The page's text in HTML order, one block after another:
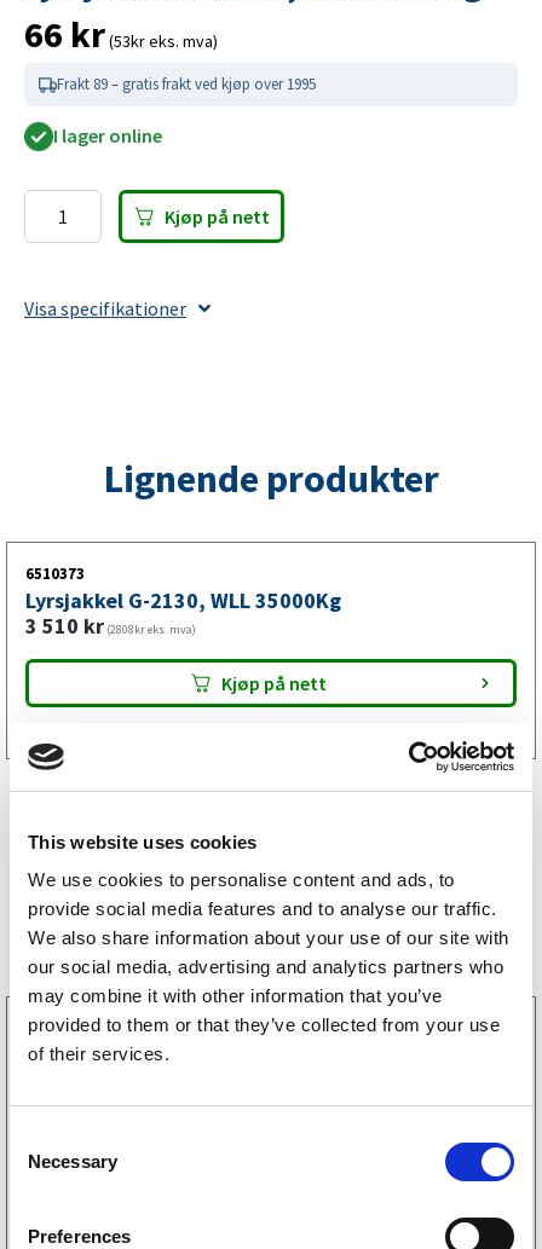
This website uses cookies
We use cookies to personalise content and ads, to
provide social media features and to analyse our traffic.
We also share information about your use of our site with
our social media, advertising and analytics partners who
may combine it with other information that you’ve
provided to them or that they’ve collected from your use
of their services.
Necessary
Preferences
66 kr(53kr eks. mva)
Frakt 89 – gratis frakt ved kjøp over 1995
I lager online
Lyrsjakkel
WLL
Kjøp på nett
Visa specifikationer
Lignende produkter
6510373
Lyrsjakkel G-2130, WLL 35000Kg
3 510 kr (2808kr eks. mva)
Kjøp på nett
Bestselgere
3160052
LGF skilt Selvklebende